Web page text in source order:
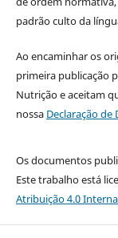
padrão culto da
Ao encaminhar os
primeira publicação
Nutrição e aceitam
nossa Declaração
Os documentos
Este trabalho está
Atribuição 4.0